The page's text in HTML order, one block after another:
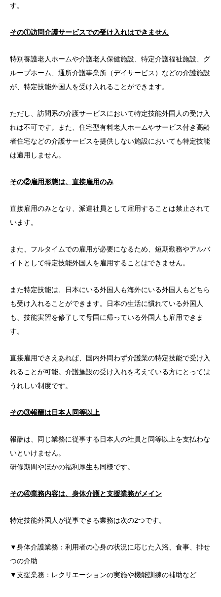
す。
その①訪問介護サービスでの受け入れはできません
特別養護老人ホームや介護老人保健施設、特定介護福祉施設、グ
ループホーム、通所介護事業所（デイサービス）などの介護施設
が、特定技能外国人を受け入れることができます。
ただし、訪問系の介護サービスにおいて特定技能外国人の受け入
れは不可です。また、住宅型有料老人ホームやサービス付き高齢
者住宅などの介護サービスを提供しない施設においても特定技能
は適用しません。
その②雇用形態は、直接雇用のみ
直接雇用のみとなり、派遣社員として雇用することは禁止されて
います。
また、フルタイムでの雇用が必要になるため、短期勤務やアルバ
イトとして特定技能外国人を雇用することはできません。
また特定技能は、日本にいる外国人も海外にいる外国人もどちら
も受け入れることができます。日本の生活に慣れている外国人
も、技能実習を修了して母国に帰っている外国人も雇用できま
す。
直接雇用でさえあれば、国内外問わず介護業の特定技能で受け入
れることが可能。介護施設の受け入れを考えている方にとっては
うれしい制度です。
その③報酬は日本人同等以上
報酬は、同じ業務に従事する日本人の社員と同等以上を支払わな
いといけません。
研修期間やほかの福利厚生も同様です。
その④業務内容は、身体介護と支援業務がメイン
特定技能外国人が従事できる業務は次の2つです。
▼身体介護業務：利用者の心身の状況に応じた入浴、食事、排せ
つの介助
▼支援業務：レクリエーションの実施や機能訓練の補助など